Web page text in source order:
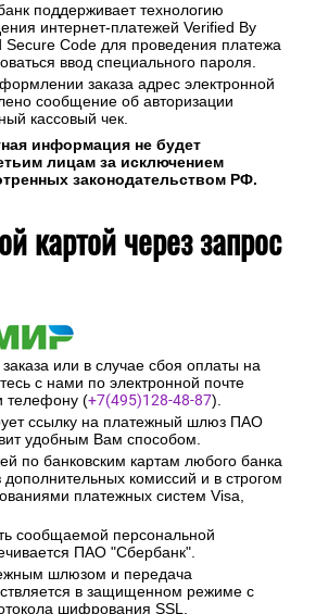
поддерживает технологию
интернет-платежей Verified By
Secure Code для проведения платежа
ввод специального пароля.
заказа адрес электронной
сообщение об авторизации
кассовый чек.
информация не будет
лицам за исключением
законодательством РФ.
картой через запрос
или в случае сбоя оплаты на
с нами по электронной почте
телефону (+7(495)128-48-87).
ссылку на платежный шлюз ПАО
удобным Вам способом.
по банковским картам любого банка
дополнительных комиссий и в строгом
платежных систем Visa,
сообщаемой персональной
ПАО "Сбербанк".
шлюзом и передача
в защищенном режиме с
шифрования SSL.